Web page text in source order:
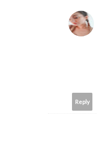
Reply